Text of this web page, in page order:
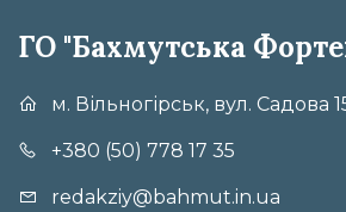
ГО "Бахмутська
м. Вільногірськ, вул. Садова
+380 (50) 778 17 35
redakziy@bahmut.in.ua